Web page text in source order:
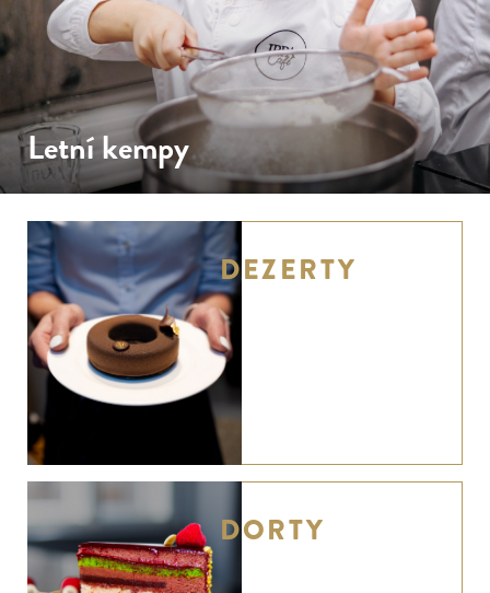
Franchise
Akademie
Kurzy pro dospělé
Letní kempy
Vouchery
Firemní akce
Partneři
Letní kempy
DEZERTY
DORTY